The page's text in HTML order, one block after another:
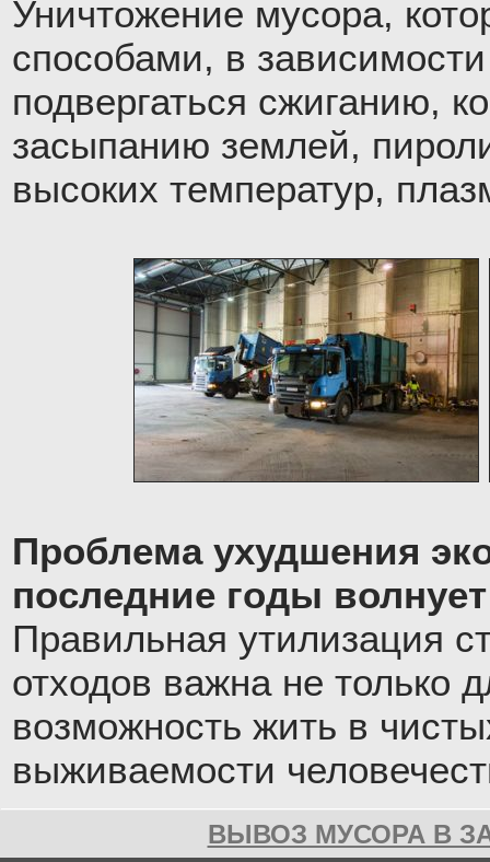
Уничтожение мусора,
способами, в
подвергаться сжиганию,
засыпанию землей,
высоких температур,
Проблема ухудшения
последние годы
Правильная утилизация
отходов важна не только
возможность жить в
выживаемости
ВЫВОЗ МУСОРА В